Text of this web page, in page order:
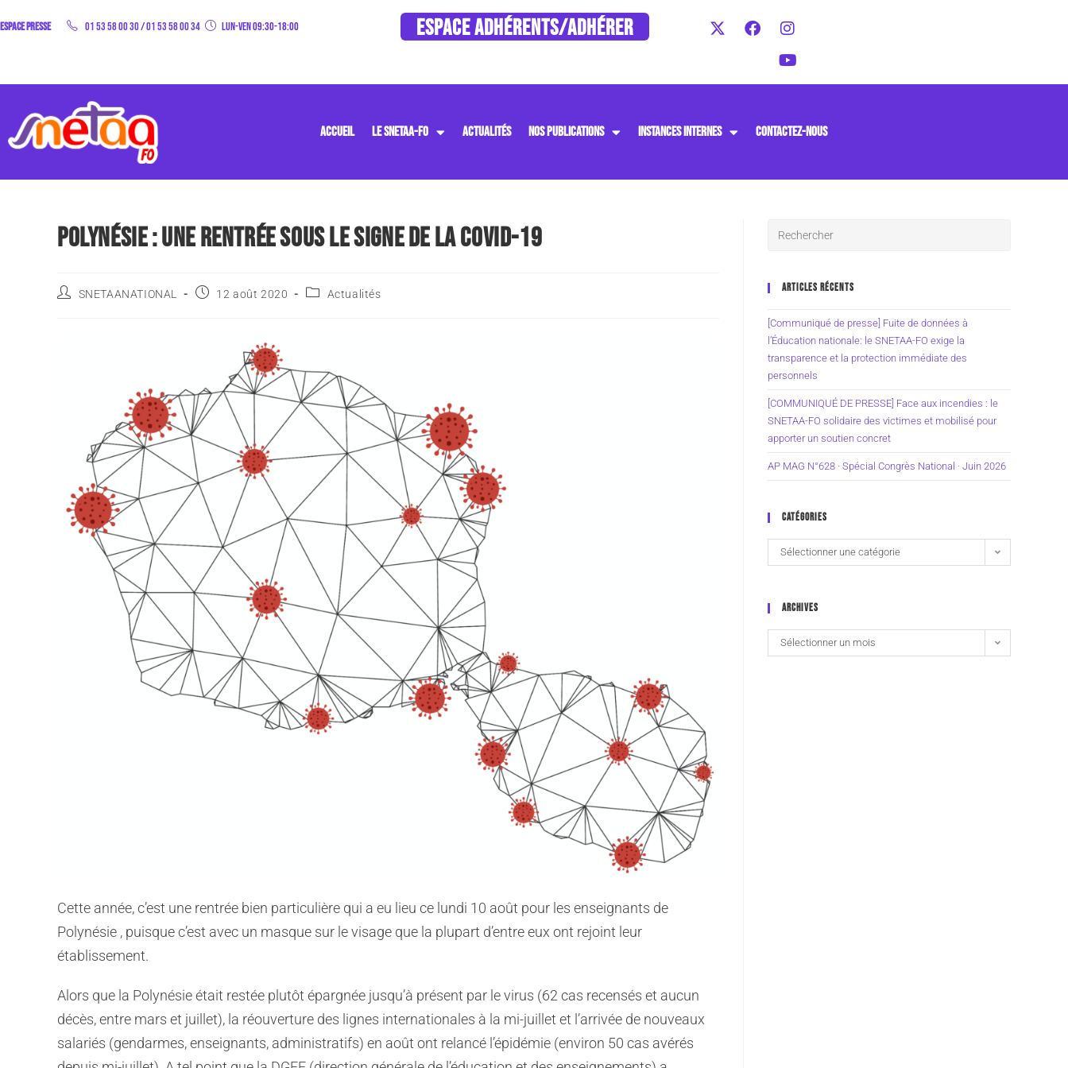
Espace Presse 01 53 58 00 30/01 53 58 00 34 Lun-Ven 09:30-18:00 ESPACE ADHÉRENTS/ADHÉRER
ACCUEIL LE SNETAA-FO ACTUALITÉS NOS PUBLICATIONS INSTANCES INTERNES CONTACTEZ-NOUS
POLYNÉSIE : UNE RENTRÉE SOUS LE SIGNE DE LA COVID-19
SNETAANATIONAL 12 août 2020 Actualités
Cette année, c’est une rentrée bien particulière qui a eu lieu ce lundi 10 août pour les enseignants de
Polynésie , puisque c’est avec un masque sur le visage que la plupart d’entre eux ont rejoint leur
établissement.
Alors que la Polynésie était restée plutôt épargnée jusqu’à présent par le virus (62 cas recensés et aucun
décès, entre mars et juillet), la réouverture des lignes internationales à la mi-juillet et l’arrivée de nouveaux
salariés (gendarmes, enseignants, administratifs) en août ont relancé l’épidémie (environ 50 cas avérés
ARTICLES RÉCENTS
[Communiqué de presse] Fuite de données à
l’Éducation nationale: le SNETAA-FO exige la
transparence et la protection immédiate des
personnels
[COMMUNIQUÉ DE PRESSE] Face aux incendies : le
SNETAA-FO solidaire des victimes et mobilisé pour
apporter un soutien concret
AP MAG N°628 · Spécial Congrès National · Juin 2026
CATÉGORIES
Sélectionner une catégorie
ARCHIVES
Sélectionner un mois